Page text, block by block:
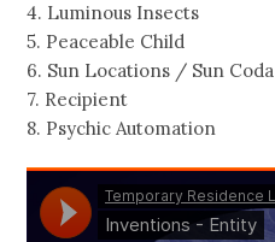
4. Luminous Insects
5. Peaceable Child
6. Sun Locations / Sun Coda
7. Recipient
8. Psychic Automation